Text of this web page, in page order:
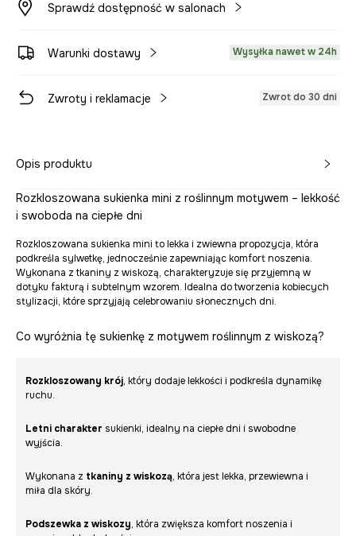
Sprawdź dostępność w salonach
Warunki dostawy Wysyłka nawet w 24h
Zwroty i reklamacje Zwrot do 30 dni
Opis produktu
Rozkloszowana sukienka mini z roślinnym motywem – lekkość
i swoboda na ciepłe dni
Rozkloszowana sukienka mini to lekka i zwiewna propozycja, która
podkreśla sylwetkę, jednocześnie zapewniając komfort noszenia.
Wykonana z tkaniny z wiskozą, charakteryzuje się przyjemną w
dotyku fakturą i subtelnym wzorem. Idealna do tworzenia kobiecych
stylizacji, które sprzyjają celebrowaniu słonecznych dni.
Co wyróżnia tę sukienkę z motywem roślinnym z wiskozą?
Rozkloszowany krój, który dodaje lekkości i podkreśla dynamikę
ruchu.
Letni charakter sukienki, idealny na ciepłe dni i swobodne
wyjścia.
Wykonana z tkaniny z wiskozą, która jest lekka, przewiewna i
miła dla skóry.
Podszewka z wiskozy, która zwiększa komfort noszenia i